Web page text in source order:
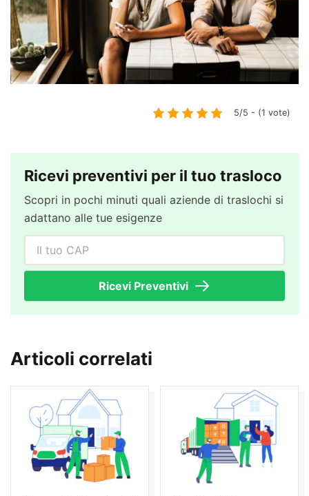
5/5 - (1 vote)
Ricevi preventivi per il tuo trasloco
Scopri in pochi minuti quali aziende di traslochi si
adattano alle tue esigenze
Il tuo CAP
Ricevi Preventivi
Articoli correlati